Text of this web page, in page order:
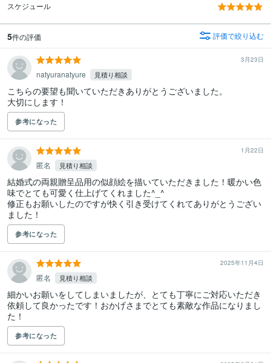
スケジュール
5件の評価 評価で絞り込む
3月23日
natyuranatyure 見積り相談
こちらの要望も聞いていただきありがとうございました。
大切にします！
参考になった
1月22日
匿名 見積り相談
結婚式の両親贈呈品用の似顔絵を描いていただきました！暖かい色
味でとても可愛く仕上げてくれました^_^
修正もお願いしたのですが快く引き受けてくれてありがとうござい
ました！
参考になった
2025年11月4日
匿名 見積り相談
細かいお願いをしてしまいましたが、とても丁寧にご対応いただき
依頼して良かったです！おかげさまでとても素敵な作品になりまし
た！
参考になった